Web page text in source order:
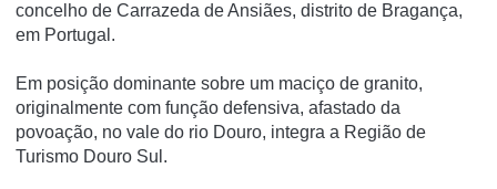
concelho de Carrazeda de Ansiães, distrito de Bragança,
em Portugal.
Em posição dominante sobre um maciço de granito,
originalmente com função defensiva, afastado da
povoação, no vale do rio Douro, integra a Região de
Turismo Douro Sul.